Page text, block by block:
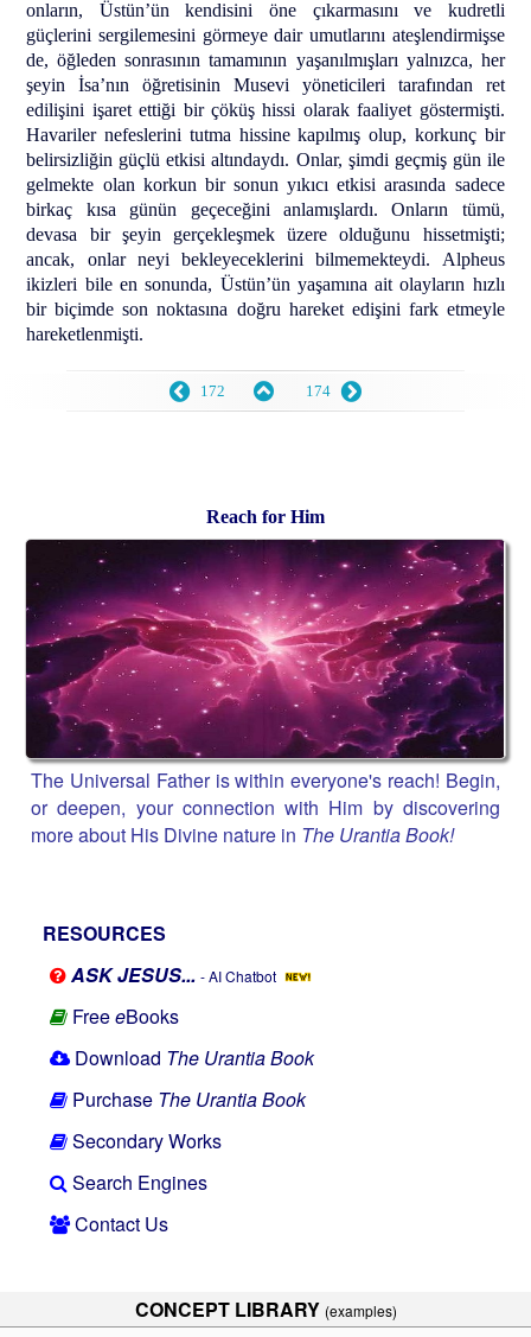
onların, Üstün’ün kendisini öne çıkarmasını ve kudretli
güçlerini sergilemesini görmeye dair umutlarını ateşlendirmişse
de, öğleden sonrasının tamamının yaşanılmışları yalnızca, her
şeyin İsa’nın öğretisinin Musevi yöneticileri tarafından ret
edilişini işaret ettiği bir çöküş hissi olarak faaliyet göstermişti.
Havariler nefeslerini tutma hissine kapılmış olup, korkunç bir
belirsizliğin güçlü etkisi altındaydı. Onlar, şimdi geçmiş gün ile
gelmekte olan korkun bir sonun yıkıcı etkisi arasında sadece
birkaç kısa günün geçeceğini anlamışlardı. Onların tümü,
devasa bir şeyin gerçekleşmek üzere olduğunu hissetmişti;
ancak, onlar neyi bekleyeceklerini bilmemekteydi. Alpheus
ikizleri bile en sonunda, Üstün’ün yaşamına ait olayların hızlı
bir biçimde son noktasına doğru hareket edişini fark etmeyle
hareketlenmişti.
172 174
Reach for Him
The Universal Father is within everyone's reach! Begin,
or deepen, your connection with Him by discovering
more about His Divine nature in The Urantia Book!
RESOURCES
ASK JESUS... - AI Chatbot
FreeeBooks
Download The Urantia Book
Purchase The Urantia Book
Secondary Works
Search Engines
Contact Us
CONCEPT LIBRARY (examples)